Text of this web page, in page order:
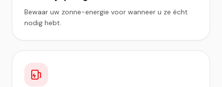
Bewaar uw zonne-energie voor wanneer u ze écht
nodig hebt.